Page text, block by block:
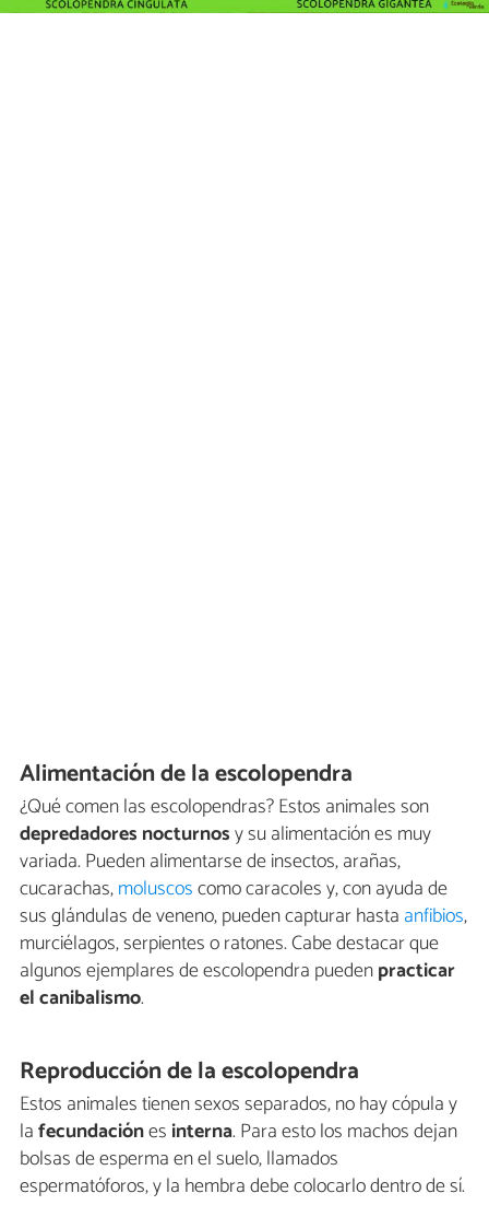
Alimentación de la escolopendra
¿Qué comen las escolopendras? Estos animales son
depredadores nocturnosy su alimentación es muy
variada. Pueden alimentarse de insectos, arañas,
cucarachas,moluscoscomo caracoles y, con ayuda de
sus glándulas de veneno, pueden capturar hasta anfibios,
murciélagos, serpientes o ratones. Cabe destacar que
algunos ejemplares de escolopendra puedenpracticar
el canibalismo.
Reproducción de la escolopendra
Estos animales tienen sexos separados, no hay cópula y
lafecundaciónes interna. Para esto los machos dejan
bolsas de esperma en el suelo, llamados
espermatóforos, y la hembra debe colocarlo dentro de sí.